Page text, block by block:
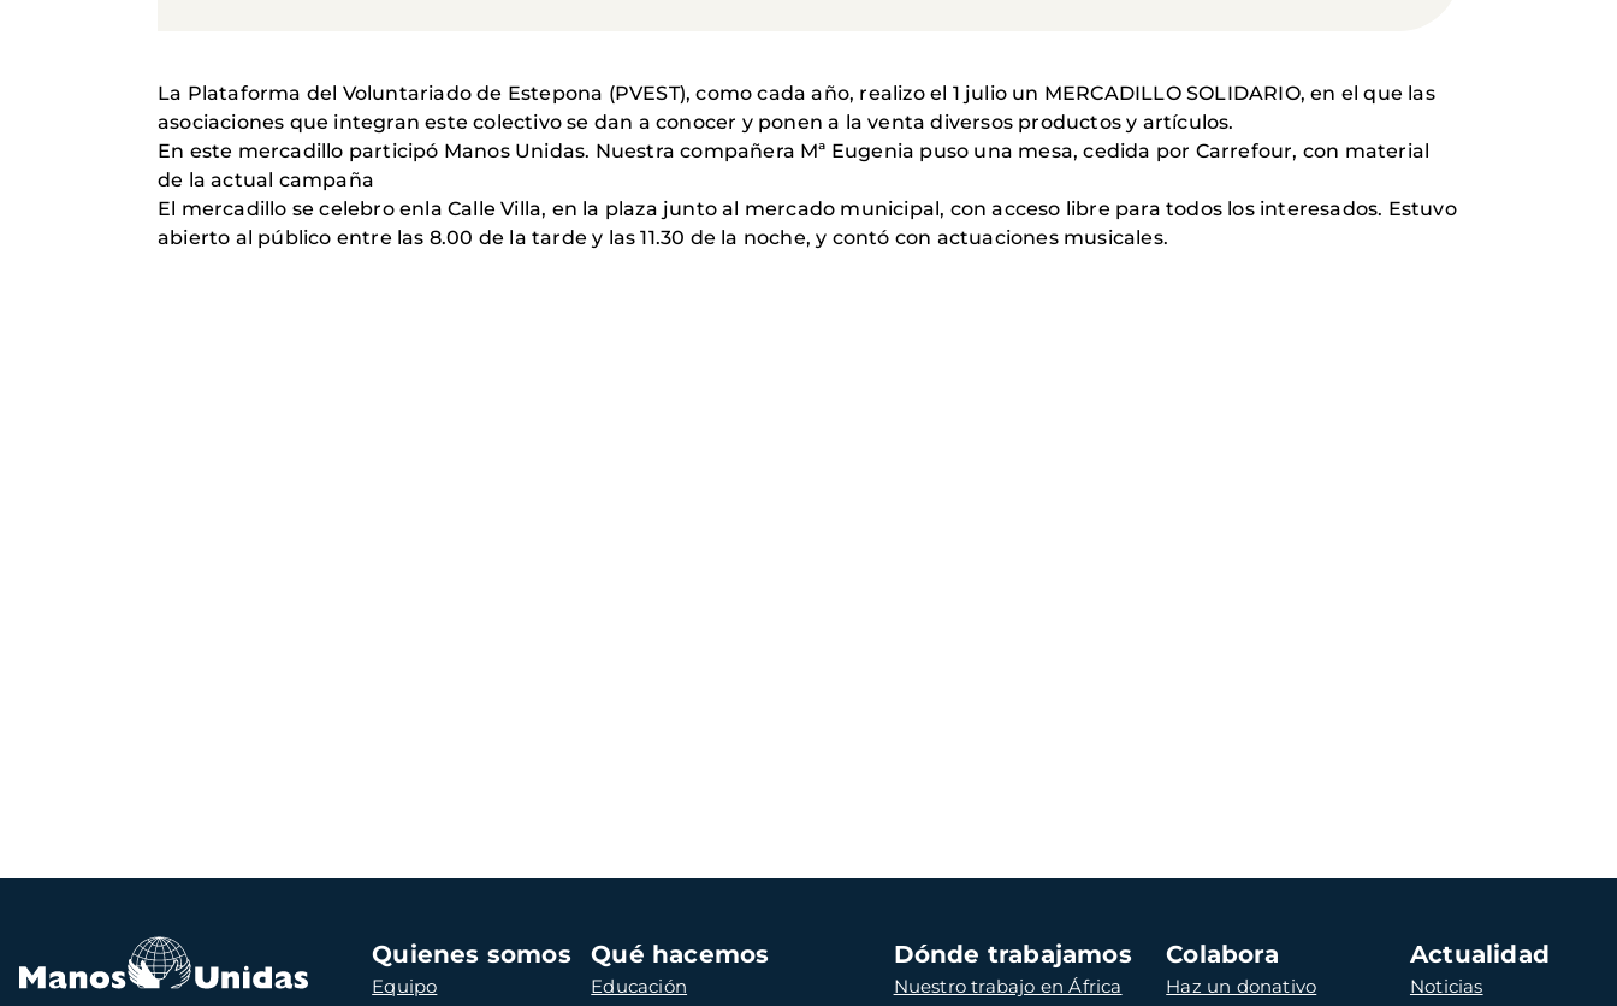
La Plataforma del Voluntariado de Estepona (PVEST), como cada año, realizo el 1 julio un MERCADILLO SOLIDARIO, en el que las
asociaciones que integran este colectivo se dan a conocer y ponen a la venta diversos productos y artículos.
En este mercadillo participó Manos Unidas. Nuestra compañera Mª Eugenia puso una mesa, cedida por Carrefour, con material
de la actual campaña
El mercadillo se celebro enla Calle Villa, en la plaza junto al mercado municipal, con acceso libre para todos los interesados. Estuvo
abierto al público entre las 8.00 de la tarde y las 11.30 de la noche, y contó con actuaciones musicales.
Navegación
principal
Quienes somos
Equipo
Qué hacemos
Educación
Dónde trabajamos
Nuestro trabajo en África
Colabora
Haz un donativo
Actualidad
Noticias